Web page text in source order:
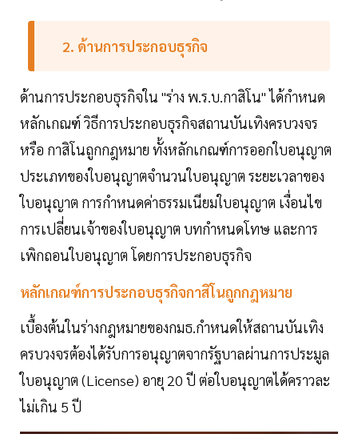
2. ด้านการประกอบธุรกิจ
ด้านการประกอบธุรกิจใน "ร่าง พ.ร.บ.กาสิโน" ได้กำหนด
หลักเกณฑ์ วิธีการประกอบธุรกิจสถานบันเทิงครบวงจร
หรือ กาสิโนถูกกฎหมาย ทั้งหลักเกณฑ์การออกใบอนุญาต
ประเภทของใบอนุญาตจำนวนใบอนุญาต ระยะเวลาของ
ใบอนุญาต การกำหนดค่าธรรมเนียมใบอนุญาต เงื่อนไข
การเปลี่ยนเจ้าของใบอนุญาต บทกำหนดโทษ และการ
เพิกถอนใบอนุญาต โดยการประกอบธุรกิจ
หลักเกณฑ์การประกอบธุรกิจกาสิโนถูกกฎหมาย
เบื้องต้นในร่างกฎหมายของกมธ.กำหนดให้สถานบันเทิง
ครบวงจรต้องได้รับการอนุญาตจากรัฐบาลผ่านการประมูล
ใบอนุญาต (License) อายุ 20 ปี ต่อใบอนุญาตได้คราวละ
ไม่เกิน 5 ปี